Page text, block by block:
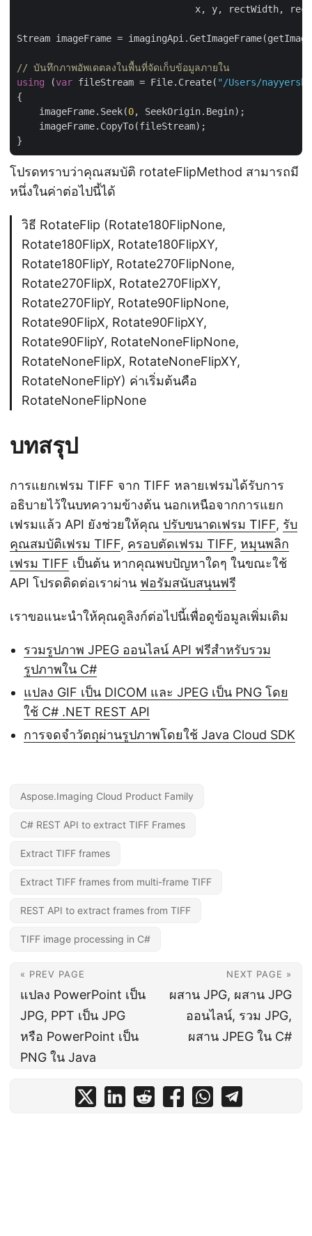
x, y, rectWidth,
Stream imageFrame =
// บันทึกภาพอัพเดตลงในพื้นที่จัดเก็บข้อมูลภายใน
using (var fileStream = File.Create( "/Users/
{
    imageFrame.Seek(
0, SeekOrigin.Begin);
    imageFrame.CopyTo(fileStream);
โปรดทราบว่าคุณสมบัติ rotateFlipMethod สามารถมี
หนึ่งในค่าต่อไปนี้ได้
วิธี RotateFlip (Rotate180FlipNone,
Rotate180FlipX, Rotate180FlipXY,
Rotate180FlipY, Rotate270FlipNone,
Rotate270FlipX, Rotate270FlipXY,
Rotate270FlipY, Rotate90FlipNone,
Rotate90FlipX, Rotate90FlipXY,
Rotate90FlipY, RotateNoneFlipNone,
RotateNoneFlipX, RotateNoneFlipXY,
RotateNoneFlipY) ค่าเริ่มต้นคือ
RotateNoneFlipNone
บทสรุป
การแยกเฟรม TIFF จาก TIFF หลายเฟรมได้รับการ
อธิบายไว้ในบทความข้างต้น นอกเหนือจากการแยก
เฟรมแล้ว API ยังช่วยให้คุณ ปรับขนาดเฟรม TIFF, รับ
คุณสมบัติเฟรม TIFF, ครอบตัดเฟรม TIFF, หมุนพลิก
เฟรม TIFF เป็นต้น หากคุณพบปัญหาใดๆ ในขณะใช้
API โปรดติดต่อเราผ่าน ฟอรัมสนับสนุนฟรี
เราขอแนะนำให้คุณดูลิงก์ต่อไปนี้เพื่อดูข้อมูลเพิ่มเติม
รวมรูปภาพ JPEG ออนไลน์ API ฟรีสำหรับรวม
รูปภาพใน C#
แปลง GIF เป็น DICOM และ JPEG เป็น PNG โดย
ใช้ C# .NET REST API
การจดจำวัตถุผ่านรูปภาพโดยใช้ Java Cloud SDK
Aspose.Imaging Cloud Product Family
C# REST API to extract TIFF Frames
Extract TIFF frames
Extract TIFF frames from multi-frame TIFF
REST API to extract frames from TIFF
TIFF image processing in C#
« PREV PAGE
แปลง PowerPoint เป็น
JPG, PPT เป็น JPG
หรือ PowerPoint เป็น
PNG ใน Java
NEXT PAGE »
ผสาน JPG, ผสาน JPG
ออนไลน์, รวม JPG,
ผสาน JPEG ใน C#